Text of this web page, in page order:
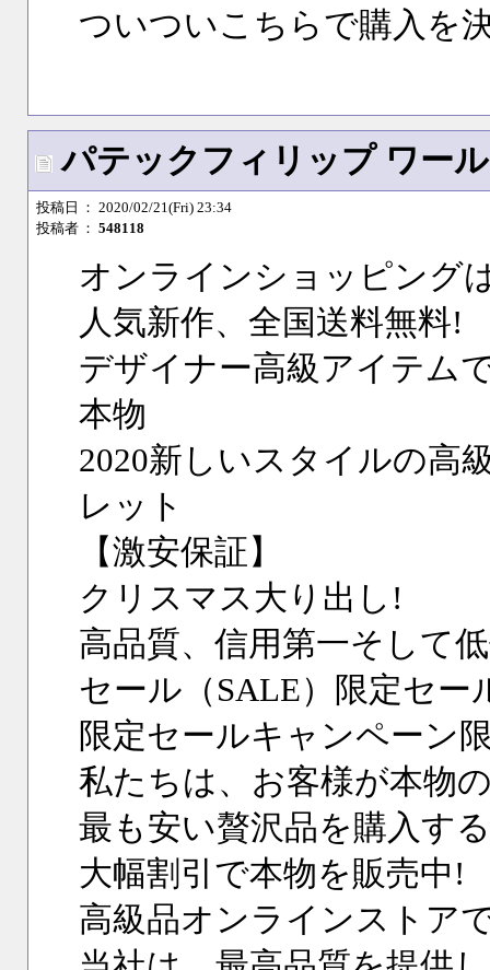
ついついこちらで購入を
パテックフィリップ ワー
投稿日
： 2020/02/21(Fri) 23:34
投稿者 ：548118
オンラインショッピング
人気新作、全国送料無料!
デザイナー高級アイテム
本物
2020新しいスタイルの高
レット
【激安保証】
クリスマス大り出し!
高品質、信用第一そして
セール（SALE）限定セー
限定セールキャンペーン
私たちは、お客様が本物
最も安い贅沢品を購入す
大幅割引で本物を販売中!
高級品オンラインストア